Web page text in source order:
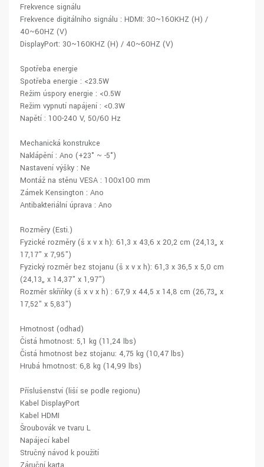
Frekvence signálu
Frekvence digitálního signálu : HDMI: 30~160KHZ (H) /
40~60HZ (V)
DisplayPort: 30~160KHZ (H) / 40~60HZ (V)
Spotřeba energie
Spotřeba energie : <23.5W
Režim úspory energie : <0.5W
Režim vypnutí napájení : <0.3W
Napětí : 100-240 V, 50/60 Hz
Mechanická konstrukce
Naklápění : Ano (+23° ~ -5°)
Nastavení výšky : Ne
Montáž na stěnu VESA : 100x100 mm
Zámek Kensington : Ano
Antibakteriální úprava : Ano
Rozměry (Esti.)
Fyzické rozměry (š x v x h): 61,3 x 43,6 x 20,2 cm (24,13„ x
17,17" x 7,95")
Fyzický rozměr bez stojanu (š x v x h): 61,3 x 36,5 x 5,0 cm
(24,13„ x 14,37" x 1,97")
Rozměr skříňky (š x v x h) : 67,9 x 44,5 x 14,8 cm (26,73„ x
17,52" x 5,83")
Hmotnost (odhad)
Čistá hmotnost: 5,1 kg (11,24 lbs)
Čistá hmotnost bez stojanu: 4,75 kg (10,47 lbs)
Hrubá hmotnost: 6,8 kg (14,99 lbs)
Příslušenství (liší se podle regionu)
Kabel DisplayPort
Kabel HDMI
Šroubovák ve tvaru L
Napájecí kabel
Stručný návod k použití